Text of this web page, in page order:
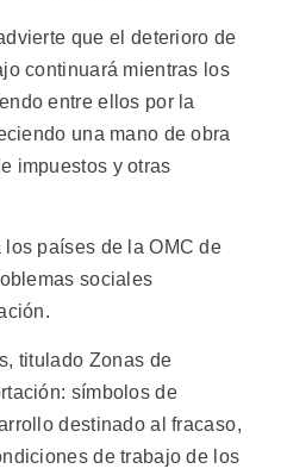
que el deterioro de
continuará mientras los
entre ellos por la
una mano de obra
impuestos y otras
países de la OMC de
sociales
titulado Zonas de
símbolos de
destinado al fracaso,
de trabajo de los